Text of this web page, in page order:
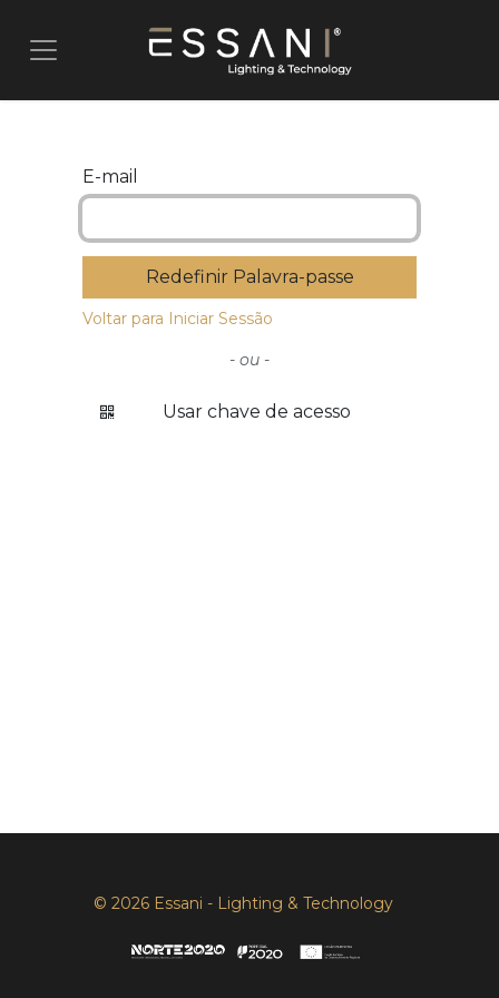
E-mail
Redefinir Palavra-passe
Voltar para Iniciar Sessão
- ou -
Usar chave de acesso
© 2026 Essani - Lighting & Technology